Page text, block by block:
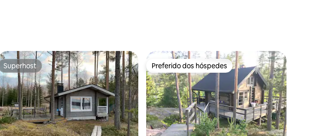
média de 5, 35 avaliações
Superhost
Superhost Preferido dos hóspedes
Preferido dos hóspedes